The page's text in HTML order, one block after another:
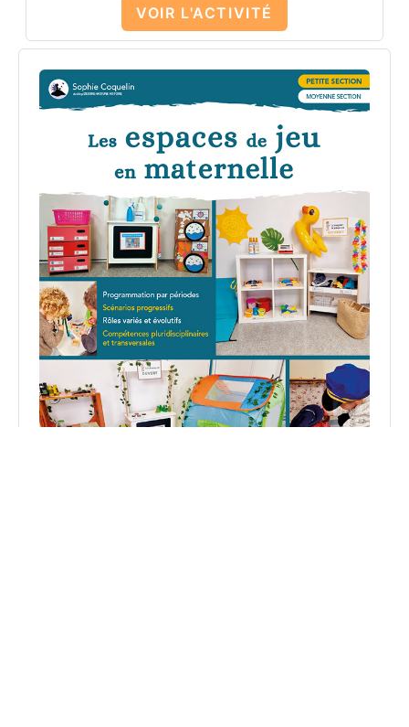
VOIR L'ACTIVITÉ